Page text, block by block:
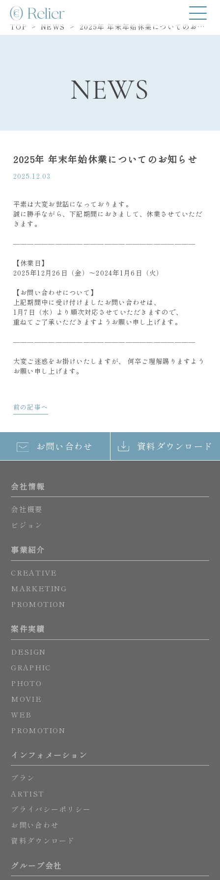
TOP > NEWS > 2025年 年末年始休業についてのお知らせ
NEWS
2025年 年末年始休業についてのお知らせ
2025.12.03
平素は大変お世話になっております。
誠に勝手ながら、下記期間におきまして、休業させていただ
きます。
——————————————————————————
【休業日】
2025年12月26日（金）～2024年1月6日（火）
【お問い合わせについて】
上記期間中に受け付けましたお問い合わせは、
1月7日（水）より順次対応させていただきますので、
重ねてご了承いただきますようお願い申し上げます。
——————————————————————————
大変ご迷惑をお掛けいたしますが、 何卒ご理解賜りますよう
お願い申し上げます。
前の記事へ
お問い合わせ 資料ダウンロード
会社情報
会社概要
ビジョン
事業紹介
CREATIVE
MARKETING
PROMOTION
案件実績
DESIGN
GRAPHIC
PHOTO
MOVIE
WEB
PROMOTION
インフォメーション
プラン
ARTIST
プライバシーポリシー
お問い合わせ
資料ダウンロード
グループ会社